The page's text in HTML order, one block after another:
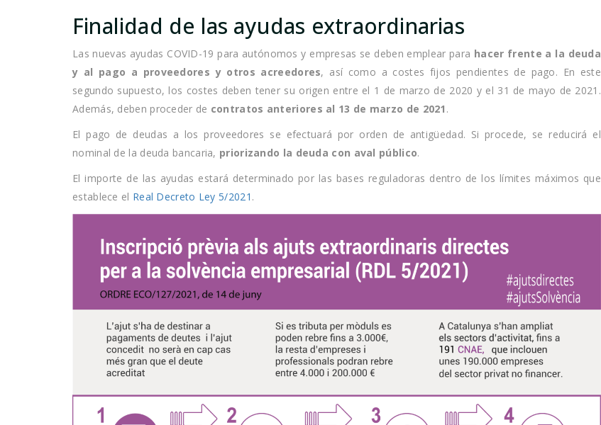
Finalidad de las ayudas extraordinarias
Las nuevas ayudas COVID-19 para autónomos y empresas se deben emplear para hacer frente a la deuda
y al pago a proveedores y otros acreedores, así como a costes fijos pendientes de pago. En este
segundo supuesto, los costes deben tener su origen entre el 1 de marzo de 2020 y el 31 de mayo de 2021.
Además, deben proceder de contratos anteriores al 13 de marzo de 2021 .
El pago de deudas a los proveedores se efectuará por orden de antigüedad. Si procede, se reducirá el
nominal de la deuda bancaria, priorizando la deuda con aval público.
El importe de las ayudas estará determinado por las bases reguladoras dentro de los límites máximos que
establece el Real Decreto Ley 5/2021 .